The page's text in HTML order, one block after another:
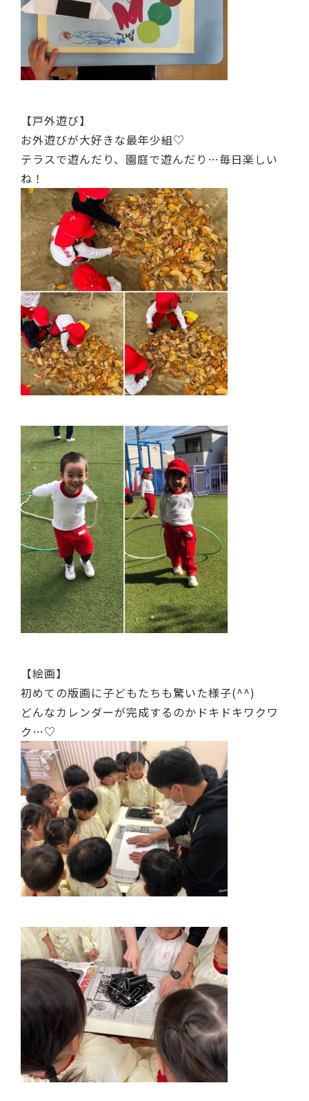
【戸外遊び】
お外遊びが大好きな最年少組♡
テラスで遊んだり、園庭で遊んだり…毎日楽しい
ね！
【絵画】
初めての版画に子どもたちも驚いた様子(^^)
どんなカレンダーが完成するのかドキドキワクワ
ク…♡